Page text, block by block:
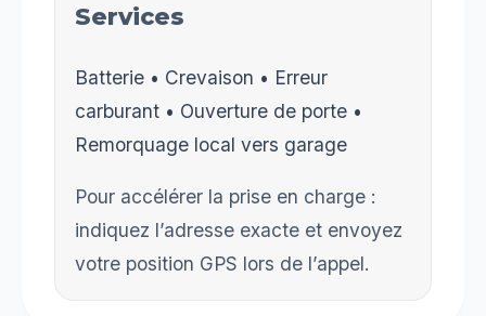
Services
Batterie • Crevaison • Erreur
carburant • Ouverture de porte •
Remorquage local vers garage
Pour accélérer la prise en charge :
indiquez l’adresse exacte et envoyez
votre position GPS lors de l’appel.